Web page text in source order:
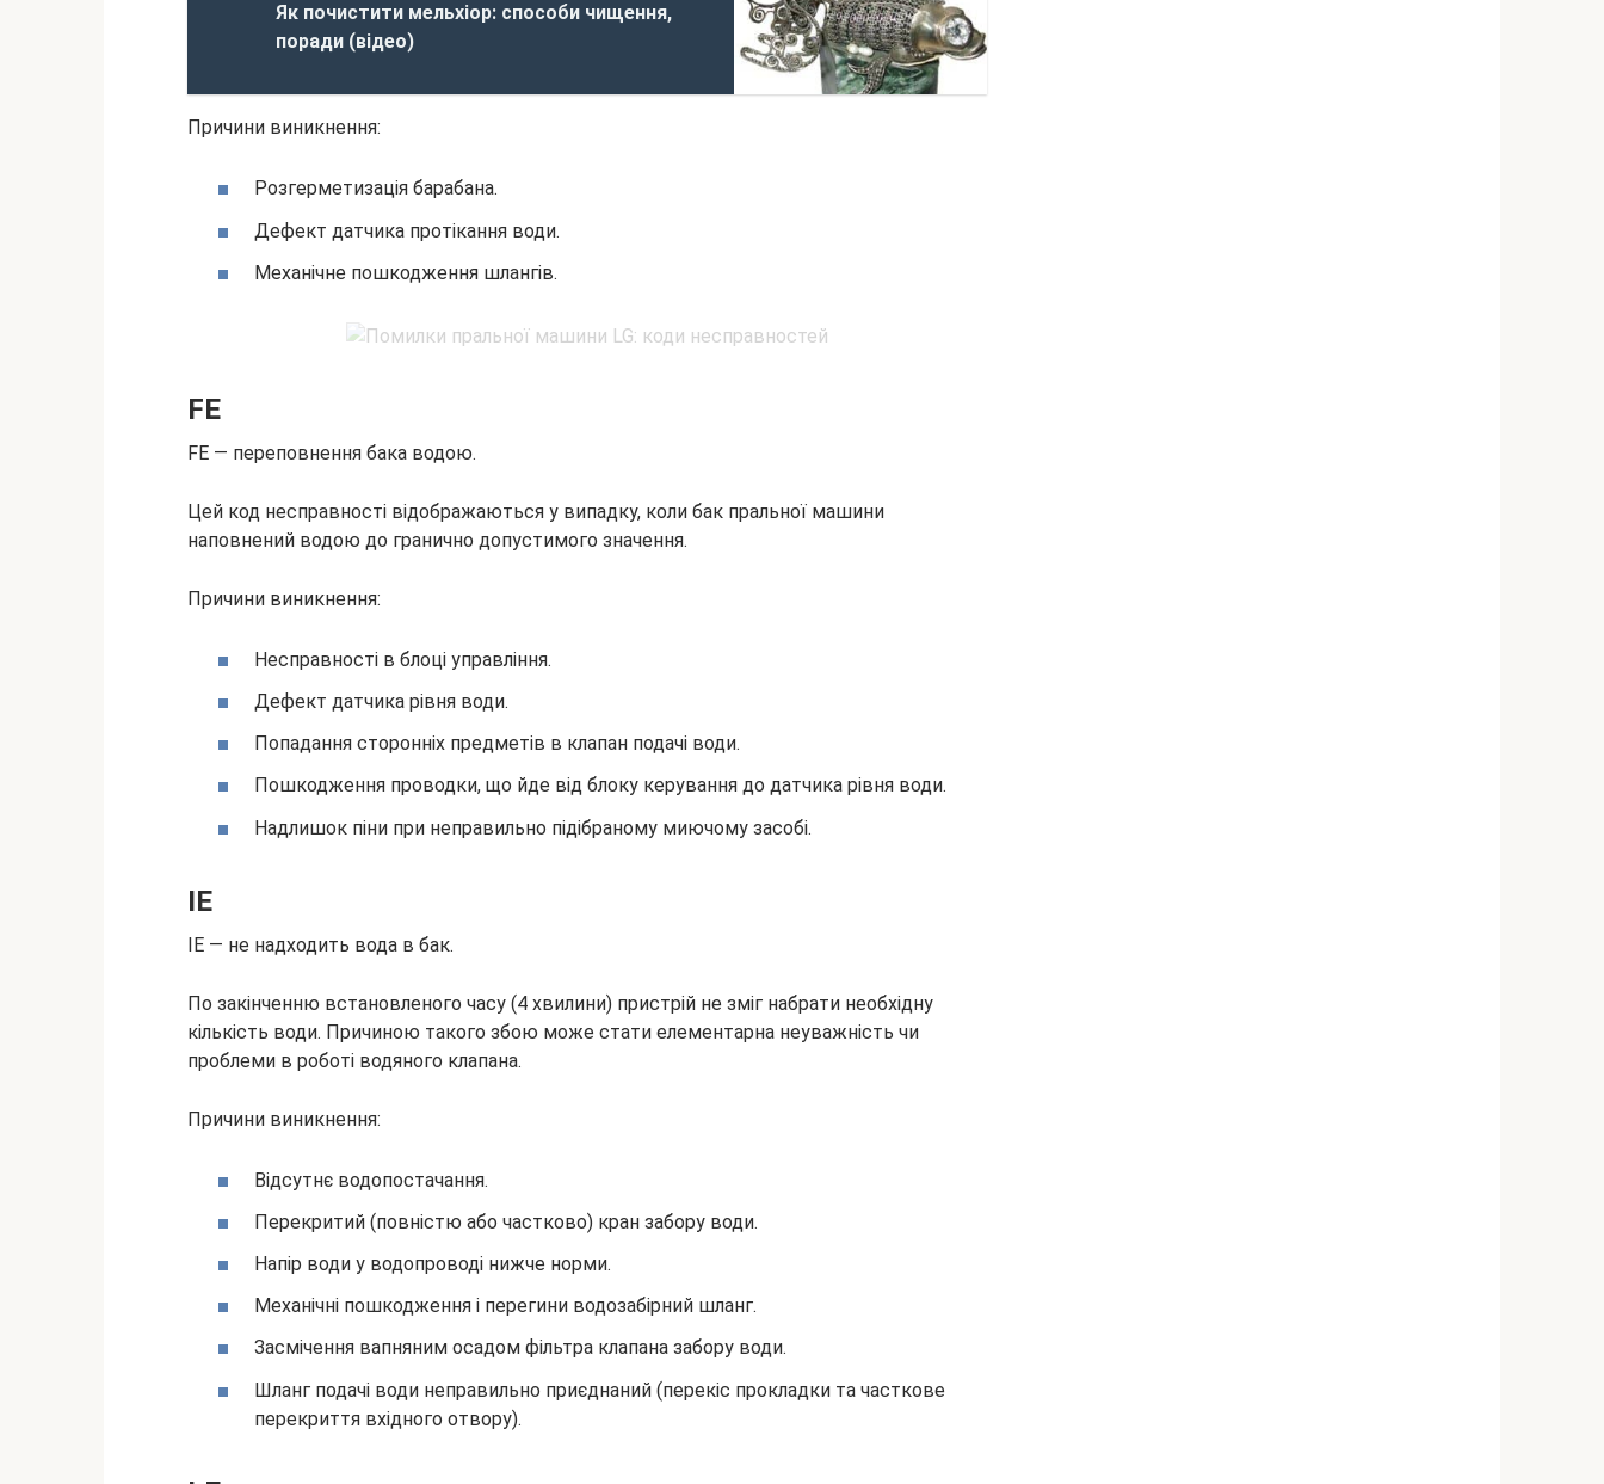
Як почистити мельхіор: способи чищення,
поради (відео)
Причини виникнення:
Розгерметизація барабана.
Дефект датчика протікання води.
Механічне пошкодження шлангів.
FE
FE — переповнення бака водою.
Цей код несправності відображаються у випадку, коли бак пральної машини
наповнений водою до гранично допустимого значення.
Причини виникнення:
Несправності в блоці управління.
Дефект датчика рівня води.
Попадання сторонніх предметів в клапан подачі води.
Пошкодження проводки, що йде від блоку керування до датчика рівня води.
Надлишок піни при неправильно підібраному миючому засобі.
IE
IE — не надходить вода в бак.
По закінченню встановленого часу (4 хвилини) пристрій не зміг набрати необхідну
кількість води. Причиною такого збою може стати елементарна неуважність чи
проблеми в роботі водяного клапана.
Причини виникнення:
Відсутнє водопостачання.
Перекритий (повністю або частково) кран забору води.
Напір води у водопроводі нижче норми.
Механічні пошкодження і перегини водозабірний шланг.
Засмічення вапняним осадом фільтра клапана забору води.
Шланг подачі води неправильно приєднаний (перекіс прокладки та часткове
перекриття вхідного отвору).